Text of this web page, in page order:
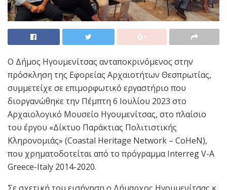
Ο Δήμος Ηγουμενίτσας ανταποκρινόμενος στην
πρόσκληση της Εφορείας Αρχαιοτήτων Θεσπρωτίας,
συμμετείχε σε επιμορφωτικό εργαστήριο που
διοργανώθηκε την Πέμπτη 6 Ιουλίου 2023 στο
Αρχαιολογικό Μουσείο Ηγουμενίτσας, στο πλαίσιο
του έργου «Δίκτυο Παράκτιας Πολιτιστικής
Κληρονομιάς» (Coastal Heritage Network – CoHeN),
που χρηματοδοτείται από το πρόγραμμα Interreg V-A
Greece-Italy 2014-2020.